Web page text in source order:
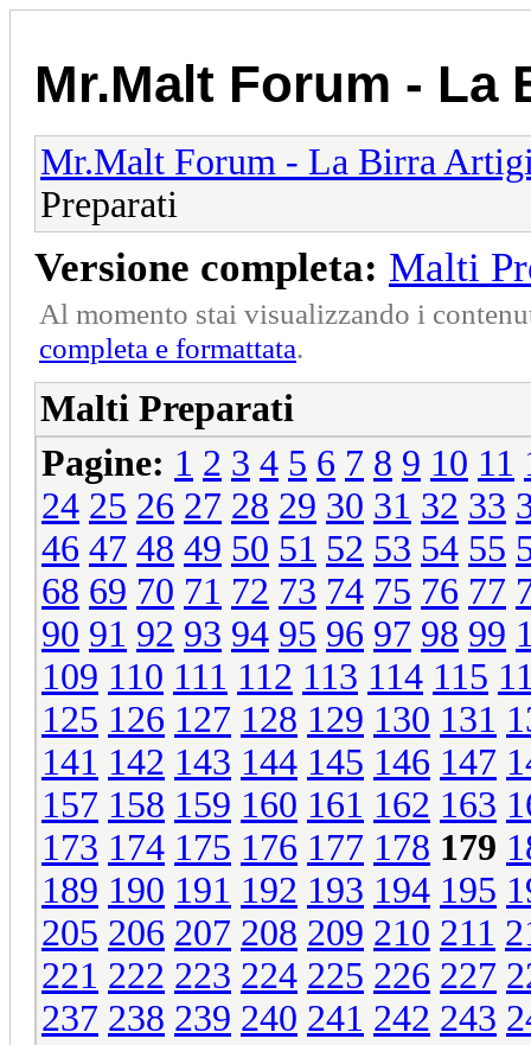
Mr.Malt Forum - La
Mr.Malt Forum - La Birra
Preparati
Versione completa: Malti
Al momento stai visualizzando i
completa e formattata.
Malti Preparati
Pagine: 1 2 3 4 5 6 7 8 9 10 11
24 25 26 27 28 29 30 31 32 33
46 47 48 49 50 51 52 53 54 55
68 69 70 71 72 73 74 75 76 77
90 91 92 93 94 95 96 97 98 99
109 110 111 112 113 114 115
125 126 127 128 129 130 131
141 142 143 144 145 146 147
157 158 159 160 161 162 163
173 174 175 176 177 178 179
189 190 191 192 193 194 195
205 206 207 208 209 210 211
221 222 223 224 225 226 227
237 238 239 240 241 242 243